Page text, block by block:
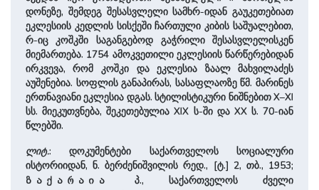
დონეზე, შემდეგ შესასვლელი სამხრ-იდან გაუკეთებიათ
ეკლესიის კედლის სისქეში ჩართული კიბის საშუალებით,
რ-იც კოშკში საგანგებოდ გაჭრილი შესასვლელისკენ
მიემართება. 1754 ამოკვეთილი ეკლესიის წარწერებიდან
ირკვევა, რომ კოშკი და ეკლესია ზაალ მახვილაძეს
აუშენებია. სოფლის განაპირას, სასაფლაოზე წმ. მარინეს
ერთნავიანი ეკლესია დგას. სტილისტიკური ნიშნებით X–XI
სს. მიეკუთვნება, შეკეთებულია XIX ს-ში და XX ს. 70-იან
წლებში.
ლიტ.: დოკუმენტები საქართველოს სოციალური
ისტორიიდან, ნ. ბერძენიშვილის რედ., [ტ.] 2, თბ., 1953;
ზაქარაია
პ., საქართველოს ძველი